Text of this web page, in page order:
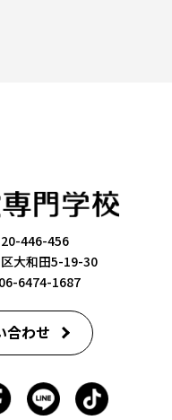
446-456
大和田5-19-30
6474-1687
合わせ